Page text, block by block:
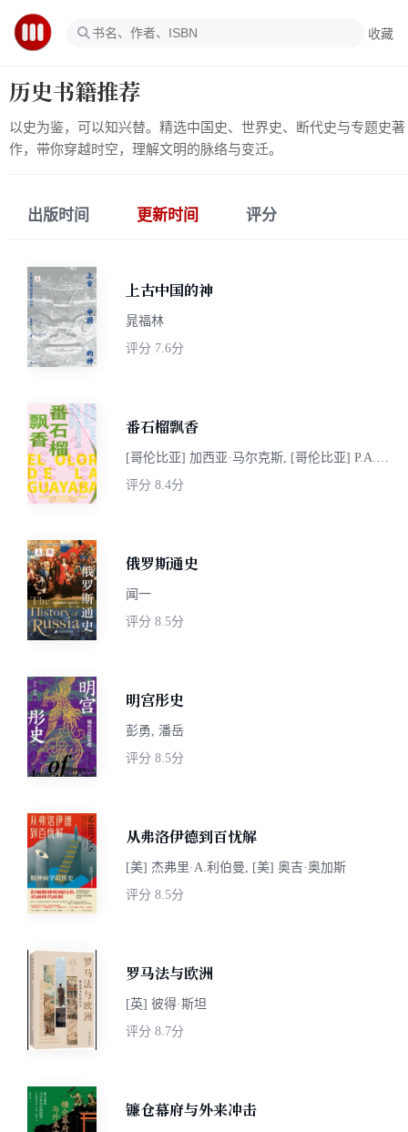
收藏
历史书籍推荐
以史为鉴，可以知兴替。精选中国史、世界史、断代史与专题史著
作，带你穿越时空，理解文明的脉络与变迁。
出版时间 更新时间 评分
上古中国的神
晁福林
评分 7.6分
番石榴飘香
[哥伦比亚] 加西亚·马尔克斯, [哥伦比亚] P.A.
门多萨
评分 8.4分
俄罗斯通史
闻一
评分 8.5分
明宫彤史
彭勇, 潘岳
评分 8.5分
从弗洛伊德到百忧解
[美] 杰弗里·A.利伯曼, [美] 奥吉·奥加斯
评分 8.5分
罗马法与欧洲
[英] 彼得·斯坦
评分 8.7分
镰仓幕府与外来冲击